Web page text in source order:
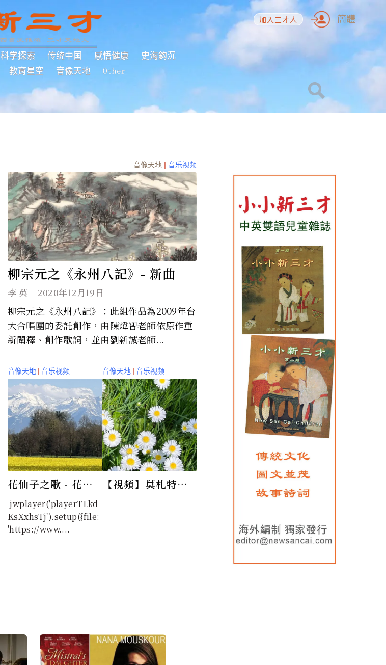
科学探索 传统中国 感悟健康
史海鈎沉
教育星空 音像天地 Other
加入三才人 簡體
音像天地 | 音乐视频
柳宗元之《永州八記》- 新曲
李 英 2020年12月19日
柳宗元之《永州八記》：此組作品為2009年台
大合唱團的委託創作，由陳煒智老師依原作重
新闡釋、創作歌詞，並由劉新誠老師...
音像天地 | 音乐视频
花仙子之歌 - 花の
子ルンルン（日语
版）
jwplayer('playerTLkd
KsXxhsTj').setup({file:
'https://www....
音像天地 | 音乐视频
【視頻】莫札特歌